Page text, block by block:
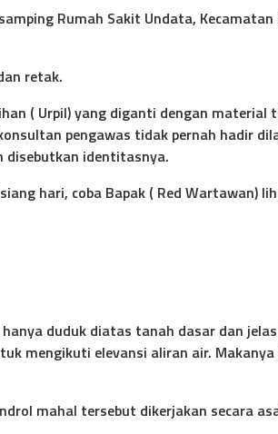
Rumah Sakit Undata,
retak.
( Urpil) yang diganti dengan material
pengawas tidak pernah hadir
disebutkan identitasnya.
hari, coba Bapak ( Red Wartawan)
duduk diatas tanah dasar dan
mengikuti elevansi aliran air.
mahal tersebut dikerjakan secara